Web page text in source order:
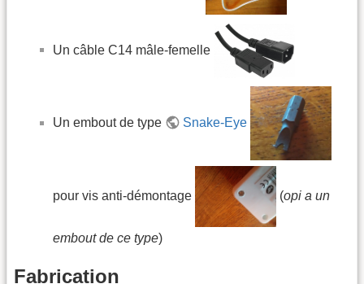
Un câble C14 mâle-femelle
Un embout de type Snake-Eye
pour vis anti-démontage (opi a un
embout de ce type)
Fabrication